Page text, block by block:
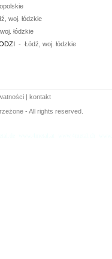
woj. łódzkie
łódzkie
- Łódź, woj. łódzkie
| kontakt
- All rights reserved.